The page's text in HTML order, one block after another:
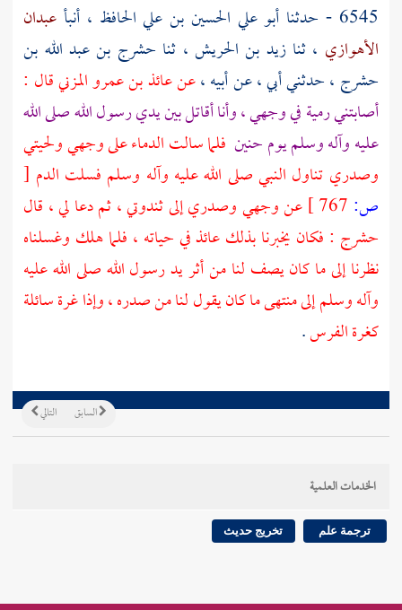
6545 - حدثنا أبو علي الحسين بن علي الحافظ ، أنبأ عبدان
الأهوازي ، ثنازيد بن الحريش ، ثنا حشرج بن عبد الله بن
حشرج ، حدثني أبي ، عن أبيه ،عنعائذ بن عمرو المزنيقال :
أصابتني رمية في وجهي ، وأنا أقاتل بين يدي رسول الله صلى الله
عليه وآله وسلم يومحنين فلما سالت الدماء على وجهي ولحيتي
وصدري تناول النبي صلى الله عليه وآله وسلم فسلت الدم [
ص:
عن وجهي وصدري إلى ثندوتي ، ثم دعا لي ، قال
حشرج : فكان يخبرنا بذلك عائذ في حياته ، فلما هلك وغسلناه
نظرنا إلى ما كان يصف لنا من أثر يد رسول الله صلى الله عليه
وآله وسلم إلى منتهى ما كان يقول لنا من صدره ، وإذا غرة سائلة
كغرة الفرس.
التالي السابق
الخدمات العلمية
ترجمة علم تخريج حديث